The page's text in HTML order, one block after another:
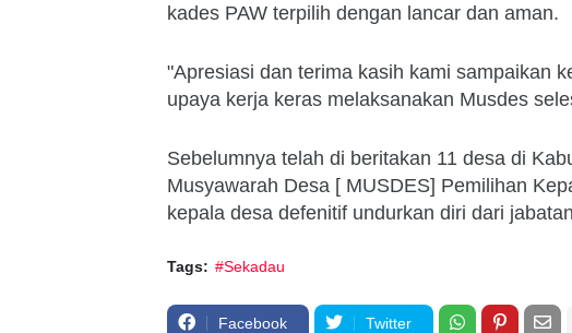
kades PAW terpilih dengan lancar dan aman.
"Apresiasi dan terima kasih kami sampaikan
upaya kerja keras melaksanakan Musdes
Sebelumnya telah di beritakan 11 desa di
Musyawarah Desa [ MUSDES] Pemilihan
kepala desa defenitif undurkan diri dari
Tags: #Sekadau
Facebook Twitter